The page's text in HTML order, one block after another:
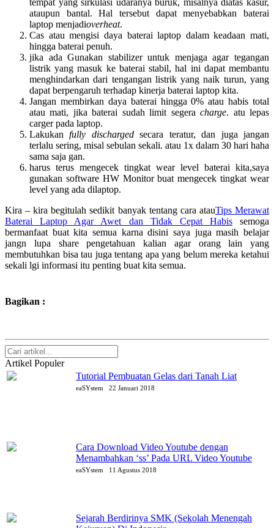
ataupun bantal. Hal tersebut dapat menyebabkan baterai
laptop menjadioverheat.
Cas atau mengisi daya baterai laptop dalam keadaan mati,
hingga baterai penuh.
jika ada Gunakan stabilizer untuk menjaga agar tegangan
listrik yang masuk ke baterai stabil, hal ini dapat membantu
menghindarkan dari tengangan listrik yang naik turun, yang
dapat berpengaruh terhadap kinerja baterai laptop kita.
Jangan membirkan daya baterai hingga 0% atau habis total
atau mati, jika baterai sudah limit segeracharge. atu lepas
carger pada laptop.
Lakukanfully dischargedsecara teratur, dan juga jangan
terlalu sering, misal sebulan sekali. atau 1x dalam 30 hari haha
sama saja gan.
harus terus mengecek tingkat wear level baterai kita,saya
gunakan software HW Monitor buat mengecek tingkat wear
level yang ada dilaptop.
Kira – kira begitulah sedikit banyak tentang cara atauTips Merawat
Baterai Laptop Agar Awet dan Tidak Cepat Habis
semoga
bermanfaat buat kita semua karna disini saya juga masih belajar
jangn lupa share pengetahuan kalian agar orang lain yang
membutuhkan bisa tau juga tentang apa yang belum mereka ketahui
sekali lgi informasi itu penting buat kita semua.
Bagikan :
Artikel Populer
Tutorial Pembuatan Gelas dari Tanah Liat
eaSYstem 22 Januari 2018
Cara Download Video Youtube dengan
Menambahkan ‘ss’ Pada URL Video Youtube
eaSYstem 11 Agustus 2018
Sejarah Berdirinya SMK (Sekolah Menengah